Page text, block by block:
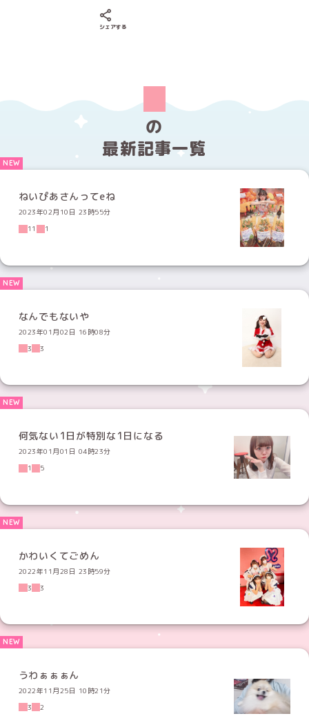
シェアする
の
最新記事一覧
ねいぴあさんってeね
2023年02月10日 23時55分
11
1
なんでもないや
2023年01月02日 16時08分
3
3
何気ない1日が特別な1日になる
2023年01月01日 04時23分
1
5
かわいくてごめん
2022年11月28日 23時59分
3
3
うわぁぁぁん
2022年11月25日 10時21分
3
2